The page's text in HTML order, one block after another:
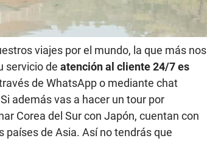
viajes por el mundo, la que más nos
servicio de atención al cliente 24/7 es
de WhatsApp o mediante chat
además vas a hacer un tour por
Corea del Sur con Japón, cuentan con
países de Asia. Así no tendrás que